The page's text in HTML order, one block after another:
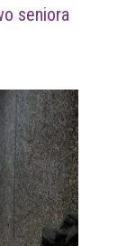
seniora